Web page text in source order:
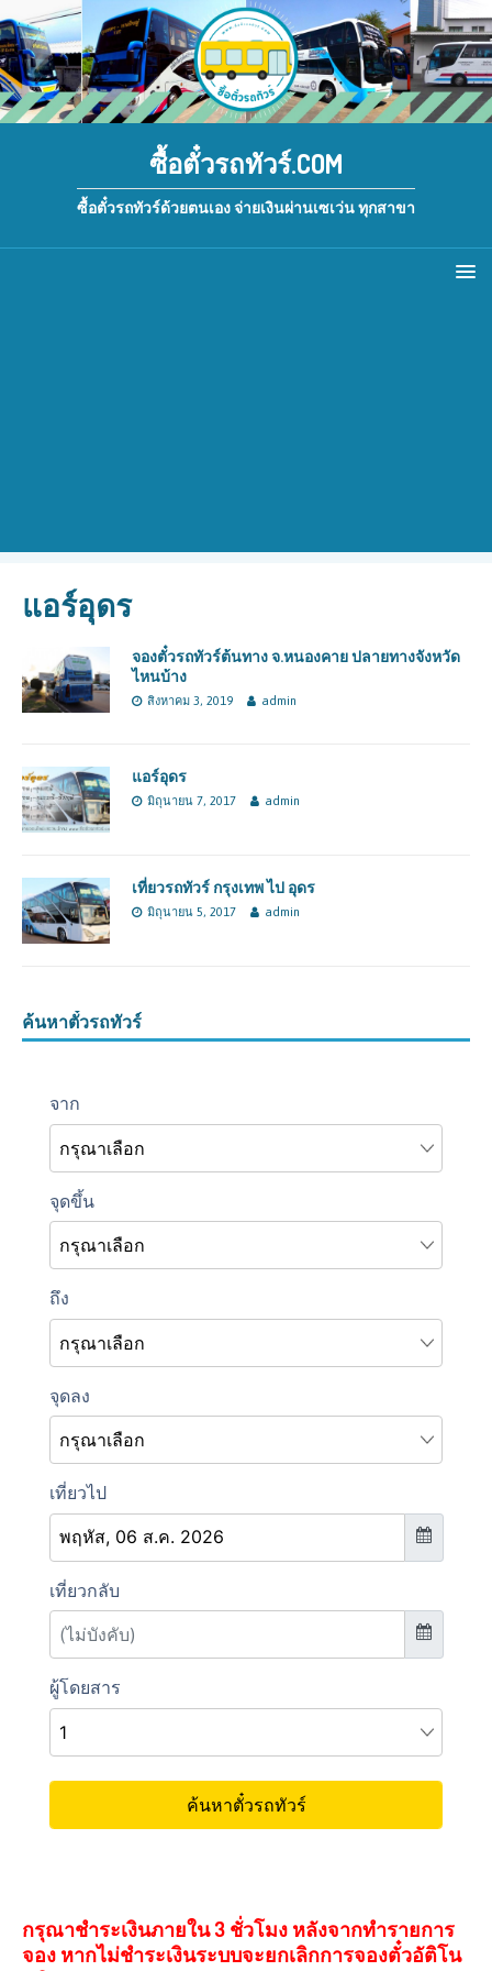
ซื้อตั๋วรถทัวร์.COM
ซื้อตั๋วรถทัวร์ด้วยตนเอง จ่ายเงินผ่านเซเว่น ทุกสาขา
แอร์อุดร
จองตั๋วรถทัวร์ต้นทาง จ.หนองคาย ปลายทางจังหวัด
ไหนบ้าง
สิงหาคม 3, 2019 admin
แอร์อุดร
มิถุนายน 7, 2017 admin
เที่ยวรถทัวร์ กรุงเทพ ไป อุดร
มิถุนายน 5, 2017 admin
ค้นหาตั๋วรถทัวร์
กรุณาชำระเงินภายใน 3 ชั่วโมง หลังจากทำรายการ
จอง หากไม่ชำระเงินระบบจะยกเลิกการจองตั๋วอัติโน